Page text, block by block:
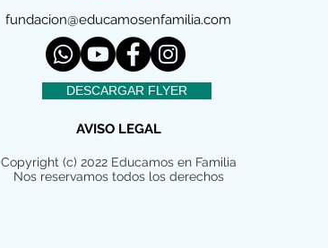
fundacion@educamosenfamilia.com
DESCARGAR FLYER
AVISO LEGAL
Copyright (c) 2022 Educamos en Familia
Nos reservamos todos los derechos